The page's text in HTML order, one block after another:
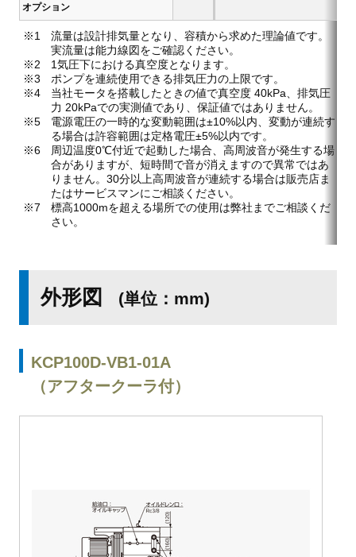
オプション
流量は設計排気量となり、容積から求めた理論値です。
実流量は能力線図をご確認ください。
1気圧下における真空度となります。
ポンプを連続使用できる排気圧力の上限です。
当社モータを搭載したときの値で真空度 40kPa、排気圧
力 20kPaでの実測値であり、保証値ではありません。
電源電圧の一時的な変動範囲は±10%以内、変動が連続す
る場合は許容範囲は定格電圧±5%以内です。
周辺温度0℃付近で起動した場合、高周波音が発生する場
合がありますが、短時間で音が消えますので異常ではあ
りません。30分以上高周波音が連続する場合は販売店ま
たはサービスマンにご相談ください。
標高1000mを超える場所での使用は弊社までご相談くだ
さい。
外形図 (単位：mm)
KCP100D-VB1-01A
（アフタークーラ付）